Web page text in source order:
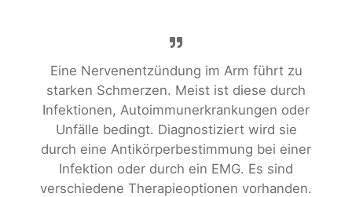
Eine Nervenentzündung im Arm führt zu
starken Schmerzen. Meist ist diese durch
Infektionen, Autoimmunerkrankungen oder
Unfälle bedingt. Diagnostiziert wird sie
durch eine Antikörperbestimmung bei einer
Infektion oder durch ein EMG. Es sind
verschiedene Therapieoptionen vorhanden.